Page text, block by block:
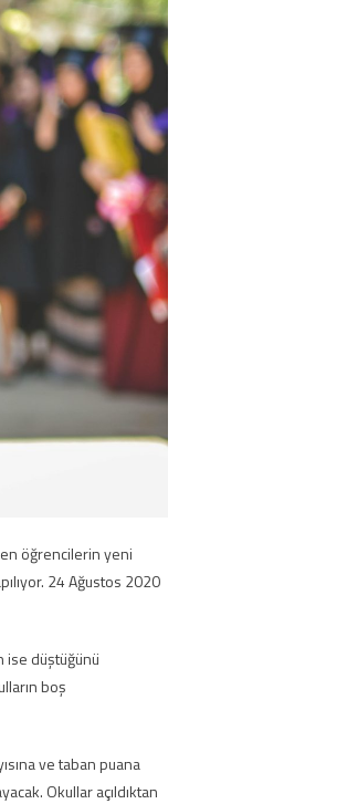
öğrencilerin yeni
24 Ağustos 2020
ise düştüğünü
boş
ve taban puana
Okullar açıldıktan